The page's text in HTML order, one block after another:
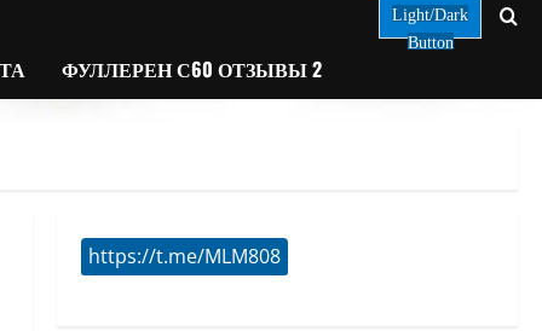
ФУЛЛЕРЕН С60 ОТЗЫВЫ 2
Light/Dark
Button
https://t.me/MLM808